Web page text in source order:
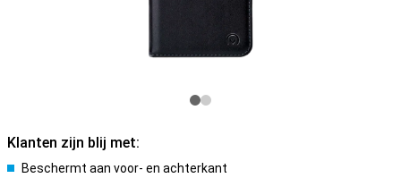
Klanten zijn blij met:
Beschermt aan voor- en achterkant